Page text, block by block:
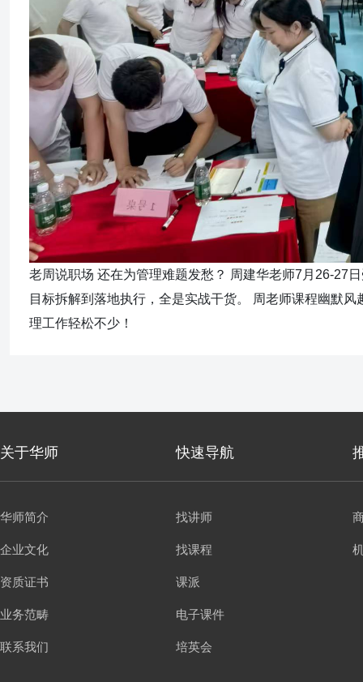
老周说职场 还在为管理难题发愁？ 周建华老师7月26-27
目标拆解到落地执行，全是实战干货。 周老师课程幽默
理工作轻松不少！
关于华师 快速导航
华师简介
企业文化
资质证书
业务范畴
联系我们
找讲师
找课程
课派
电子课件
培英会